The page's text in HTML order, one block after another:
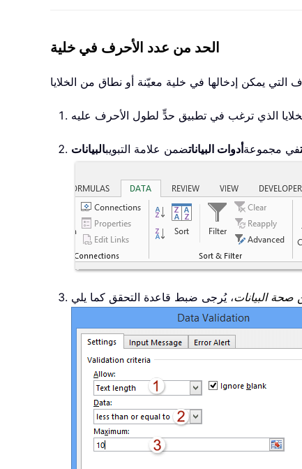
الحد من عدد الأحرف في خلية
في مجموعةأدوات البياناتضمن علامة التبويبالبيانات
صحة البيانات